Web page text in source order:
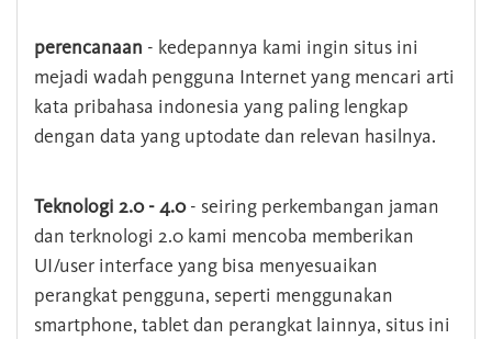
perencanaan - kedepannya kami ingin situs ini
mejadi wadah pengguna Internet yang mencari arti
kata pribahasa indonesia yang paling lengkap
dengan data yang uptodate dan relevan hasilnya.
Teknologi 2.0 - 4.0- seiring perkembangan jaman
dan terknologi 2.0 kami mencoba memberikan
UI/user interface yang bisa menyesuaikan
perangkat pengguna, seperti menggunakan
smartphone, tablet dan perangkat lainnya, situs ini